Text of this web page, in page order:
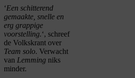
‘Een schitterend
gemaakte, snelle en
erg grappige
voorstelling.‘, schreef
de Volkskrant over
Team solo. Verwacht
van Lemming niks
minder.